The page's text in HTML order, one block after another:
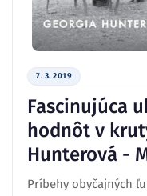
7. 3. 2019
Fascinujúca
hodnôt v
Hunterová -
Príbehy obyčajných